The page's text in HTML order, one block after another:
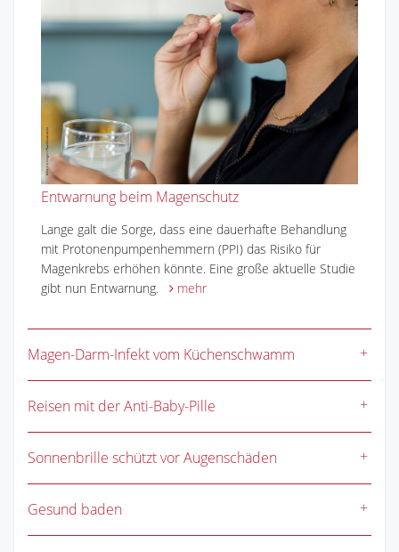
Entwarnung beim Magenschutz
Lange galt die Sorge, dass eine dauerhafte Behandlung
mit Protonenpumpenhemmern (PPI) das Risiko für
Magenkrebs erhöhen könnte. Eine große aktuelle Studie
gibt nun Entwarnung.
mehr
Magen-Darm-Infekt vom Küchenschwamm
Reisen mit der Anti-Baby-Pille
Sonnenbrille schützt vor Augenschäden
Gesund baden